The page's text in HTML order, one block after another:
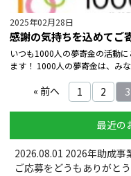
2025年02月28日
感謝の気持ちを込めてご
いつも1000人の夢寄金の活動
ます！ 1000人の夢寄金は、み
« 前へ 1 2 3
最近の
2026.08.01 2026年助成事
ご応募をどうもありがと